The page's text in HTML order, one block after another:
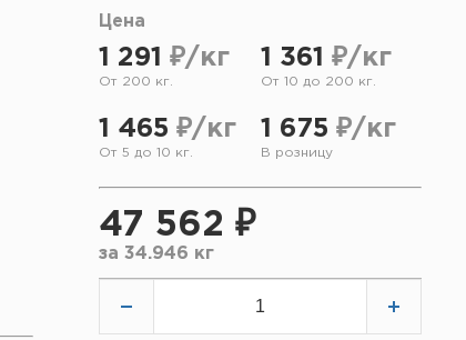
Цена
1 291 ₽/кг
От 200 кг.
1 361 ₽/кг
От 10 до 200 кг.
1 465 ₽/кг
От 5 до 10 кг.
1 675 ₽/кг
В розницу
47 562 ₽
за 34.946 кг